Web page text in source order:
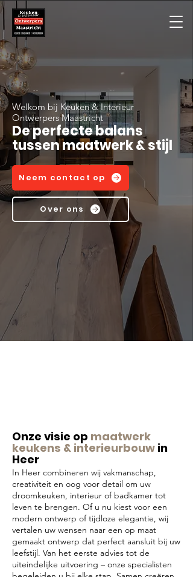
Welkom bij Keuken & Interieur
Ontwerpers Maastricht
De perfecte balans
tussen maatwerk & stijl
Neem contact op
Over ons
Onze visie op maatwerk
keukens & interieurbouw in
Heer
In Heer combineren wij vakmanschap,
creativiteit en oog voor detail om uw
droomkeuken, interieur of badkamer tot
leven te brengen. Of u nu kiest voor een
modern ontwerp of tijdloze elegantie, wij
vertalen uw wensen naar een op maat
gemaakt ontwerp dat perfect aansluit bij uw
leefstijl. Van het eerste advies tot de
uiteindelijke uitvoering – onze specialisten